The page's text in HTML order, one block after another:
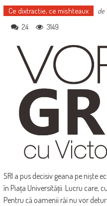
Ce dixtractie, ce mishteaux de
24 3149
SRI a pus decisiv geana pe niște
în Piața Universității. Lucru care,
Pentru că oamenii răi nu vor